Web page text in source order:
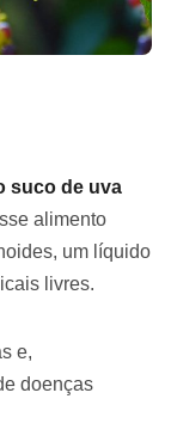
suco de uva
alimento
um líquido
livres.
e,
doenças